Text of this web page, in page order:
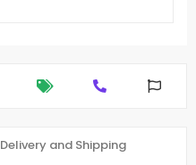
Delivery and Shipping